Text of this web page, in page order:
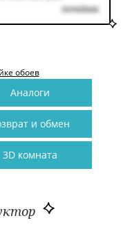
подробнее
обоев
Аналоги
и обмен
3D комната